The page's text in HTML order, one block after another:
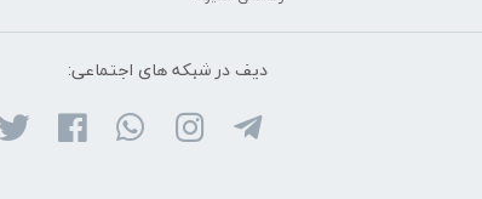
دیف در شبکه ‌های اجتماعی: